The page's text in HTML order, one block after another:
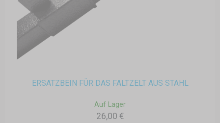
ERSATZBEIN FÜR DAS FALTZELT AUS STAHL
Auf Lager
26,00 €